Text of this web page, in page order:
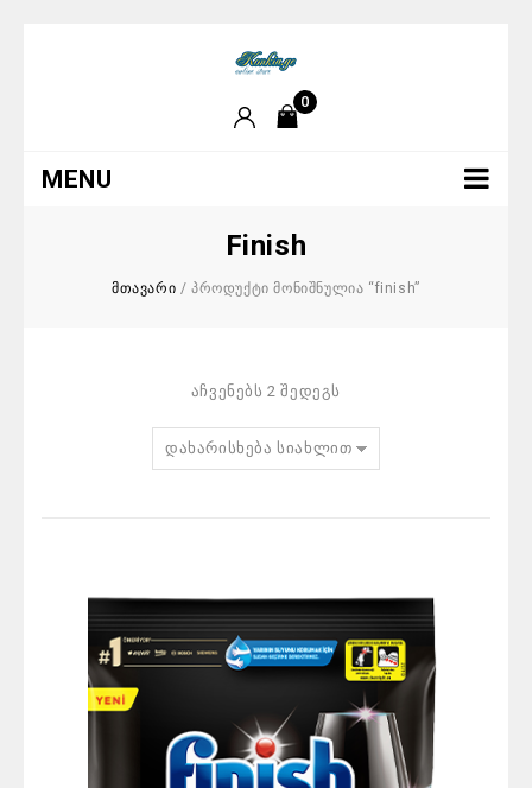
0
MENU
Finish
მთავარი /პროდუქტი მონიშნულია “finish”
აჩვენებს 2 შედეგს
დახარისხება სიახლით